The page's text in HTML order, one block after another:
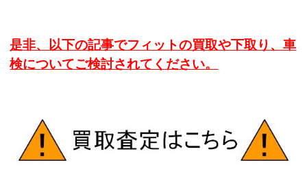
是非、以下の記事でフィットの買取や下取り、車
検についてご検討されてください。